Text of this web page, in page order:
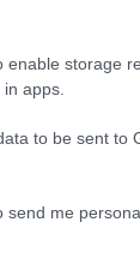
enable storage
apps.
to be sent to
me